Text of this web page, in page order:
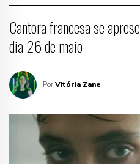
Cantora francesa se
dia 26 de maio
PorVitória Zane